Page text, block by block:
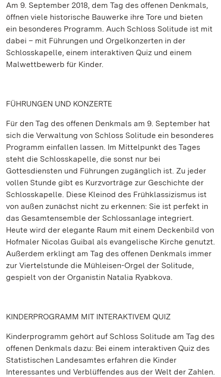
Am 9. September 2018, dem Tag des offenen Denkmals,
öffnen viele historische Bauwerke ihre Tore und bieten
ein besonderes Programm. Auch Schloss Solitude ist mit
dabei – mit Führungen und Orgelkonzerten in der
Schlosskapelle, einem interaktiven Quiz und einem
Malwettbewerb für Kinder.
FÜHRUNGEN UND KONZERTE
Für den Tag des offenen Denkmals am 9. September hat
sich die Verwaltung von Schloss Solitude ein besonderes
Programm einfallen lassen. Im Mittelpunkt des Tages
steht die Schlosskapelle, die sonst nur bei
Gottesdiensten und Führungen zugänglich ist. Zu jeder
vollen Stunde gibt es Kurzvorträge zur Geschichte der
Schlosskapelle. Diese Kleinod des Frühklassizismus ist
von außen zunächst nicht zu erkennen: Sie ist perfekt in
das Gesamtensemble der Schlossanlage integriert.
Heute wird der elegante Raum mit einem Deckenbild von
Hofmaler Nicolas Guibal als evangelische Kirche genutzt.
Außerdem erklingt am Tag des offenen Denkmals immer
zur Viertelstunde die Mühleisen-Orgel der Solitude,
gespielt von der Organistin Natalia Ryabkova.
KINDERPROGRAMM MIT INTERAKTIVEM QUIZ
Kinderprogramm gehört auf Schloss Solitude am Tag des
offenen Denkmals dazu: Bei einem interaktiven Quiz des
Statistischen Landesamtes erfahren die Kinder
Interessantes und Verblüffendes aus der Welt der Zahlen.